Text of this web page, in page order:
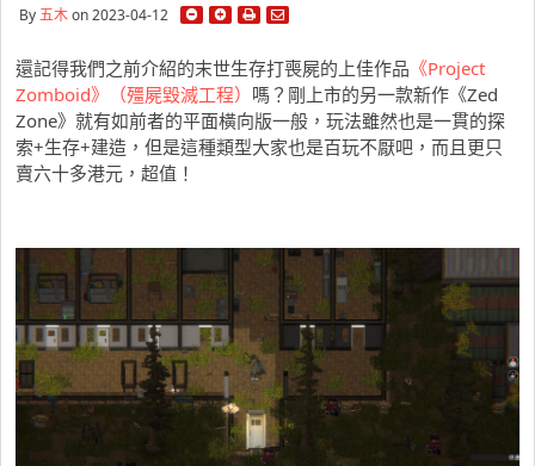
By五木on 2023-04-12
還記得我們之前介紹的末世生存打喪屍的上佳作品 《Project
Zomboid》（殭屍毀滅工程） 嗎？剛上市的另一款新作《Zed
Zone》就有如前者的平面橫向版一般，玩法雖然也是一貫的探
索+生存+建造，但是這種類型大家也是百玩不厭吧，而且更只
賣六十多港元，超值！